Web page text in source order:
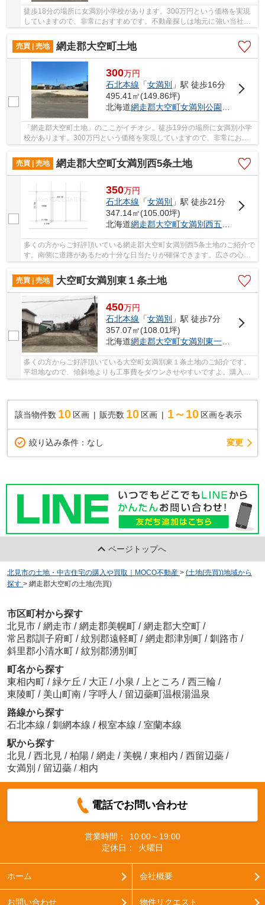
徒歩18分の場所に女満別小学校があります。300万円という価格を実現
していますので、非常におすすめです。不動産探しは地元に強い当社に
売買 | 売地
網走郡大空町土地
300万円
石北本線 「女満別 」駅 徒歩16分
495.41㎡(149.86坪)
北海道網走郡大空町女満別公園 ５丁目94-
「網走郡大空町土地」のここがイチオシ。徒歩19分の場所に女満別小学
校があります。300万円という価格を実現していますので、非常におす
売買 | 売地
網走郡大空町女満別西5条土地
350万円
石北本線 「女満別 」駅 徒歩21分
347.14㎡(105.00坪)
北海道網走郡大空町女満別西五条
多くの方からご好評頂いている網走郡大空町女満別西5条土地のご紹介で
す。南側に道路があるため十分な日当たりが確保できます。広さの心配
売買 | 売地
大空町女満別東１条土地
450万円
石北本線 「女満別 」駅 徒歩7分
357.07㎡(108.01坪)
北海道網走郡大空町女満別東一条
多くの方からご好評頂いている大空町女満別東１条土地のご紹介です。
平坦地なので、傾斜地よりも工事費をダウンさせやすいですよ。購入価
該当物件数 10 区画 販売数 10 区画 1～10 区画を表示
絞り込み条件： なし 変更
ページトップへ
北見市の土地・中古住宅の購入や買取｜MOCO不動産 > (土地(売買))地域から
探す > 網走郡大空町の土地(売買)
市区町村から探す
北見市 / 網走市 / 網走郡美幌町 / 網走郡大空町 /
常呂郡訓子府町 / 紋別郡遠軽町 / 網走郡津別町 / 釧路市 /
斜里郡小清水町 / 紋別郡湧別町
町名から探す
東相内町 / 緑ケ丘 / 大正 / 小泉 / 上ところ / 西三輪 /
東陵町 / 美山町南 / 字呼人 / 留辺蘂町温根湯温泉
路線から探す
石北本線 / 釧網本線 / 根室本線 / 室蘭本線
駅から探す
北見 / 西北見 / 柏陽 / 網走 / 美幌 / 東相内 / 西留辺蘂 /
女満別 / 留辺蘂 / 相内
電話でお問い合わせ
営業時間：
10:00～19:00
定休日：
火曜日
ホーム 会社概要
お問い合わせ 物件リクエスト